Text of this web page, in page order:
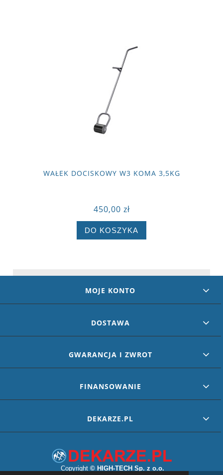
WAŁEK DOCISKOWY W3 KOMA 3,5KG
450,00 zł
DO KOSZYKA
MOJE KONTO
DOSTAWA
GWARANCJA I ZWROT
FINANSOWANIE
DEKARZE.PL
Copyright © HIGH-TECH Sp. z o.o.